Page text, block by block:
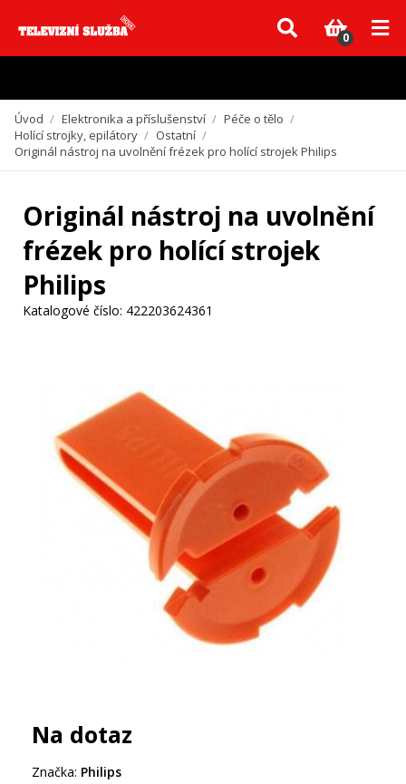
Vzhledem k aktuální situaci se může dodání dílů, které nejsou skladem,
zpozdit. Děkujeme za pochopení.
0
Úvod / Elektronika a příslušenství / Péče o tělo /
Holící strojky, epilátory / Ostatní /
Originál nástroj na uvolnění frézek pro holící strojek Philips
Originál nástroj na uvolnění
frézek pro holící strojek
Philips
Katalogové číslo: 422203624361
Na dotaz
Značka: Philips